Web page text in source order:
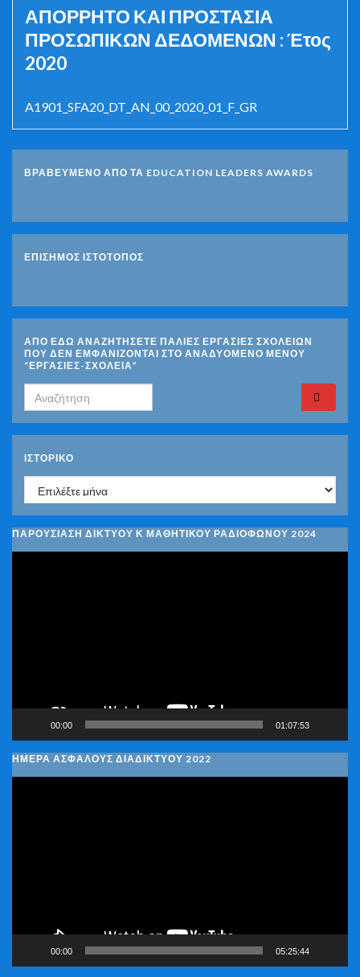
ΑΠΟΡΡΗΤΟ ΚΑΙ ΠΡΟΣΤΑΣΙΑ
ΠΡΟΣΩΠΙΚΩΝ ΔΕΔΟΜΕΝΩΝ : Έτος
2020
A1901_SFA20_DT_AN_00_2020_01_F_GR
ΒΡΑΒΕΥΜΕΝΟ ΑΠΟ ΤΑ EDUCATION LEADERS AWARDS
ΕΠΙΣΗΜΟΣ ΙΣΤΟΤΟΠΟΣ
ΑΠΟ ΕΔΩ ΑΝΑΖΗΤΗΣΕΤΕ ΠΑΛΙΕΣ ΕΡΓΑΣΙΕΣ ΣΧΟΛΕΙΩΝ
ΠΟΥ ΔΕΝ ΕΜΦΑΝΙΖΟΝΤΑΙ ΣΤΟ ΑΝΑΔΥΟΜΕΝΟ ΜΕΝΟΥ
“ΕΡΓΑΣΙΕΣ-ΣΧΟΛΕΙΑ”
Search for:
ΙΣΤΟΡΙΚΌ
Ιστορικό
ΠΑΡΟΥΣΙΑΣΗ ΔΙΚΤΥΟΥ Κ ΜΑΘΗΤΙΚΟΥ ΡΑΔΙΟΦΩΝΟΥ 2024
00:00 01:07:53
ΗΜΕΡΑ ΑΣΦΑΛΟΥΣ ΔΙΑΔΙΚΤΥΟΥ 2022
00:00 05:25:44